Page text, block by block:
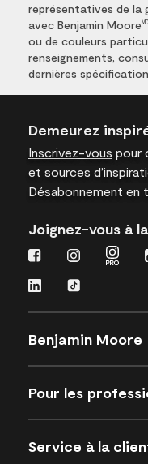
représentatives de la
avec Benjamin Moore MD
ou de couleurs
renseignements,
dernières
Demeurez
Inscrivez-vous pour
et sources
Désabonnement en
Joignez-vous à
Benjamin Moore
Pour les
Service à la